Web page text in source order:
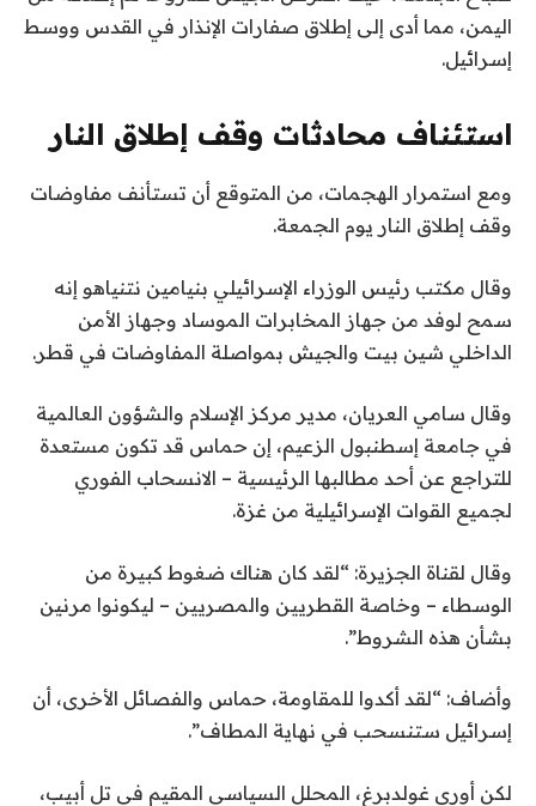
اليمن، مما أدى إلى إطلاق صفارات الإنذار في القدس ووسط
إسرائيل.
استئناف محادثات وقف إطلاق النار
ومع استمرار الهجمات، من المتوقع أن تستأنف مفاوضات
وقف إطلاق النار يوم الجمعة.
وقال مكتب رئيس الوزراء الإسرائيلي بنيامين نتنياهو إنه
سمح لوفد من جهاز المخابرات الموساد وجهاز الأمن
الداخلي شين بيت والجيش بمواصلة المفاوضات في قطر.
وقال سامي العريان، مدير مركز الإسلام والشؤون العالمية
في جامعة إسطنبول الزعيم، إن حماس قد تكون مستعدة
للتراجع عن أحد مطالبها الرئيسية – الانسحاب الفوري
لجميع القوات الإسرائيلية من غزة.
وقال لقناة الجزيرة: “لقد كان هناك ضغوط كبيرة من
الوسطاء – وخاصة القطريين والمصريين – ليكونوا مرنين
بشأن هذه الشروط”.
وأضاف: “لقد أكدوا للمقاومة، حماس والفصائل الأخرى، أن
إسرائيل ستنسحب في نهاية المطاف”.
لكن أوري غولدبرغ، المحلل السياسي المقيم في تل أبيب،